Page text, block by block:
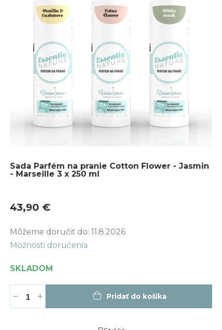
Sada Parfém na pranie Cotton Flower - Jasmin
- Marseille 3 x 250 ml
43,90 €
cena:
SKLADOM
Môžeme doručiť do: 11.8.2026
Možnosti doručenia
Pridať do košíka